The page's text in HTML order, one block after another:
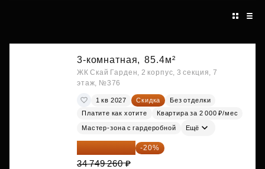
3-комнатная, 85.4м²
ЖК Скай Гарден, 2 корпус, 3 секция, 7
этаж, №376
1 кв 2027 Скидка
Без отделки
Платите как хотите
Квартира за 2 000 ₽/мес
Мастер-зона с гардеробной Ещё
27 799 408 ₽ -20%
34 749 260 ₽